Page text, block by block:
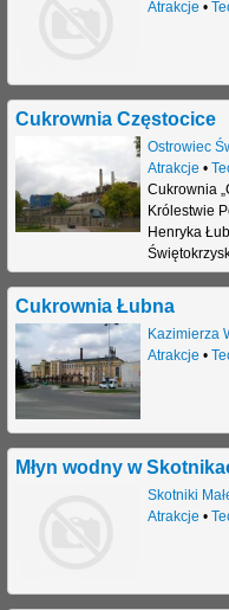
Atrakcje •
Cukrownia Częstocice
Ostrowiec
Atrakcje •
Cukrownia
Królestwie
Henryka
Cukrownia Łubna
Kazimierza
Atrakcje •
Młyn wodny w
Skotniki
Atrakcje •